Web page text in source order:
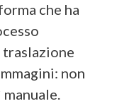
che ha
traslazione
non